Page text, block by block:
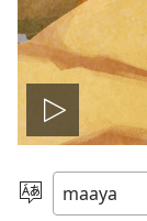
Tsʼáa
le
Yéey